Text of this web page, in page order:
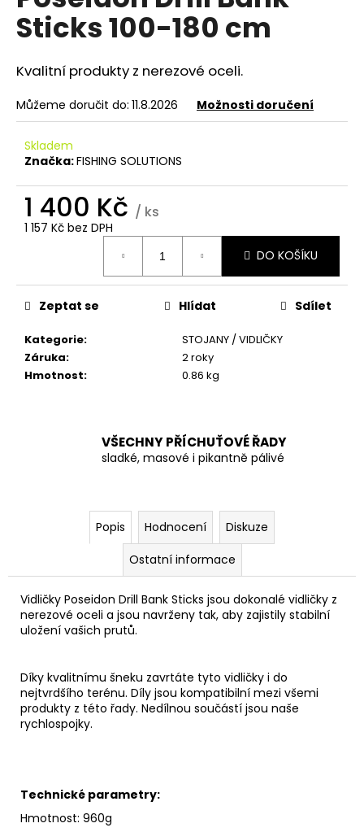
0,0
z
hvězdiček.
Sticks 100-180 cm
Kvalitní produkty z nerezové oceli.
Můžeme doručit do: 11.8.2026 Možnosti doručení
Skladem
Značka:FISHING SOLUTIONS
1 400 Kč / ks
1 157 Kč bez DPH
DO KOŠÍKU
Kategorie:
STOJANY / VIDLIČKY
Záruka:
2 roky
Hmotnost: 0.86 kg
Zeptat se Hlídat Sdílet
VŠECHNY PŘÍCHUŤOVÉ ŘADY
sladké, masové i pikantně pálivé
Popis Hodnocení
Diskuze
Ostatní informace
Vidličky Poseidon Drill Bank Sticks jsou dokonalé vidličky z
nerezové oceli a jsou navrženy tak, aby zajistily stabilní
uložení vašich prutů.
Díky kvalitnímu šneku zavrtáte tyto vidličky i do
nejtvrdšího terénu. Díly jsou kompatibilní mezi všemi
produkty z této řady. Nedílnou součástí jsou naše
rychlospojky.
Technické parametry:
Hmotnost: 960g
a
j
í
t
?
HLEDAT
o
u
č
u